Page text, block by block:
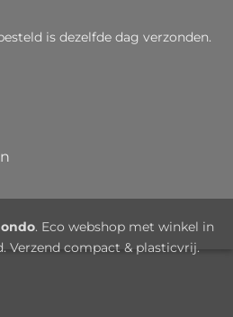
is dezelfde dag verzonden.
. Eco webshop met winkel in
Verzend compact & plasticvrij.